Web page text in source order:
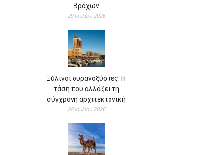
Βράχων
29 Ιουλίου 2026
Ξύλινοι ουρανοξύστες: Η
τάση που αλλάζει τη
σύγχρονη αρχιτεκτονική
28 Ιουλίου 2026